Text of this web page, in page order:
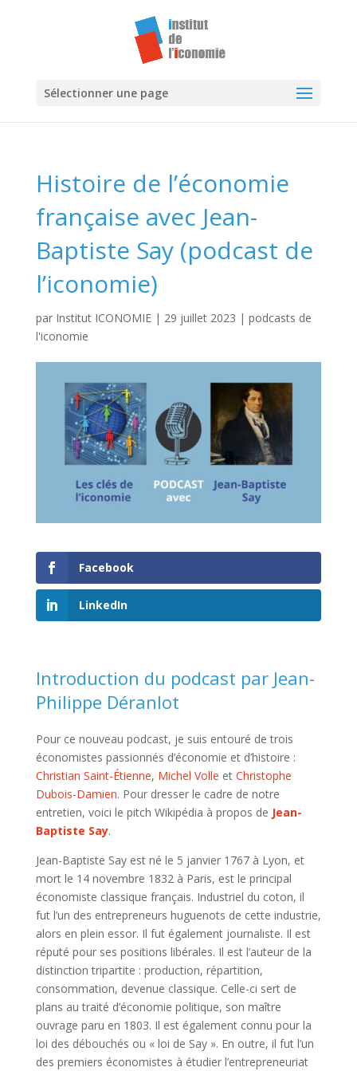
Sélectionner une page
Histoire de l’économie
française avec Jean-
Baptiste Say (podcast de
l’iconomie)
par Institut ICONOMIE| 29 juillet 2023 | podcasts de
l'iconomie
Facebook
LinkedIn
Introduction du podcast par Jean-
Philippe Déranlot
Pour ce nouveau podcast, je suis entouré de trois
économistes passionnés d’économie et d’histoire :
Christian Saint-Étienne, Michel Volle et Christophe
Dubois-Damien. Pour dresser le cadre de notre
entretien, voici le pitch Wikipédia à propos de Jean-
Baptiste Say.
Jean-Baptiste Say est né le 5 janvier 1767 à Lyon, et
mort le 14 novembre 1832 à Paris, est le principal
économiste classique français. Industriel du coton, il
fut l’un des entrepreneurs huguenots de cette industrie,
alors en plein essor. Il fut également journaliste. Il est
réputé pour ses positions libérales. Il est l’auteur de la
distinction tripartite : production, répartition,
consommation, devenue classique. Celle-ci sert de
plans au traité d’économie politique, son maître
ouvrage paru en 1803. Il est également connu pour la
loi des débouchés ou « loi de Say ». En outre, il fut l’un
des premiers économistes à étudier l’entrepreneuriat